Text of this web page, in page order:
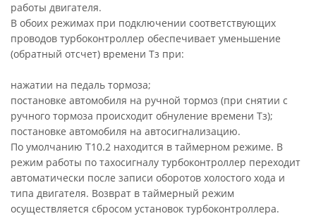
работы двигателя.
В обоих режимах при подключении соответствующих
проводов турбоконтроллер обеспечивает уменьшение
(обратный отсчет) времени Тз при:
нажатии на педаль тормоза;
постановке автомобиля на ручной тормоз (при снятии с
ручного тормоза происходит обнуление времени Тз);
постановке автомобиля на автосигнализацию.
По умолчанию Т10.2 находится в таймерном режиме. В
режим работы по тахосигналу турбоконтроллер переходит
автоматически после записи оборотов холостого хода и
типа двигателя. Возврат в таймерный режим
осуществляется сбросом установок турбоконтроллера.